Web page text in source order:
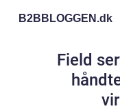
B2BBLOGGEN.dk
Field